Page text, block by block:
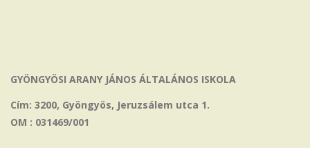
GYÖNGYÖSI ARANY JÁNOS ÁLTALÁNOS ISKOLA
Cím: 3200, Gyöngyös, Jeruzsálem utca 1.
OM : 031469/001